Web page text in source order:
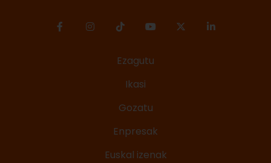
Ezagutu
Ikasi
Gozatu
Enpresak
Euskal izenak